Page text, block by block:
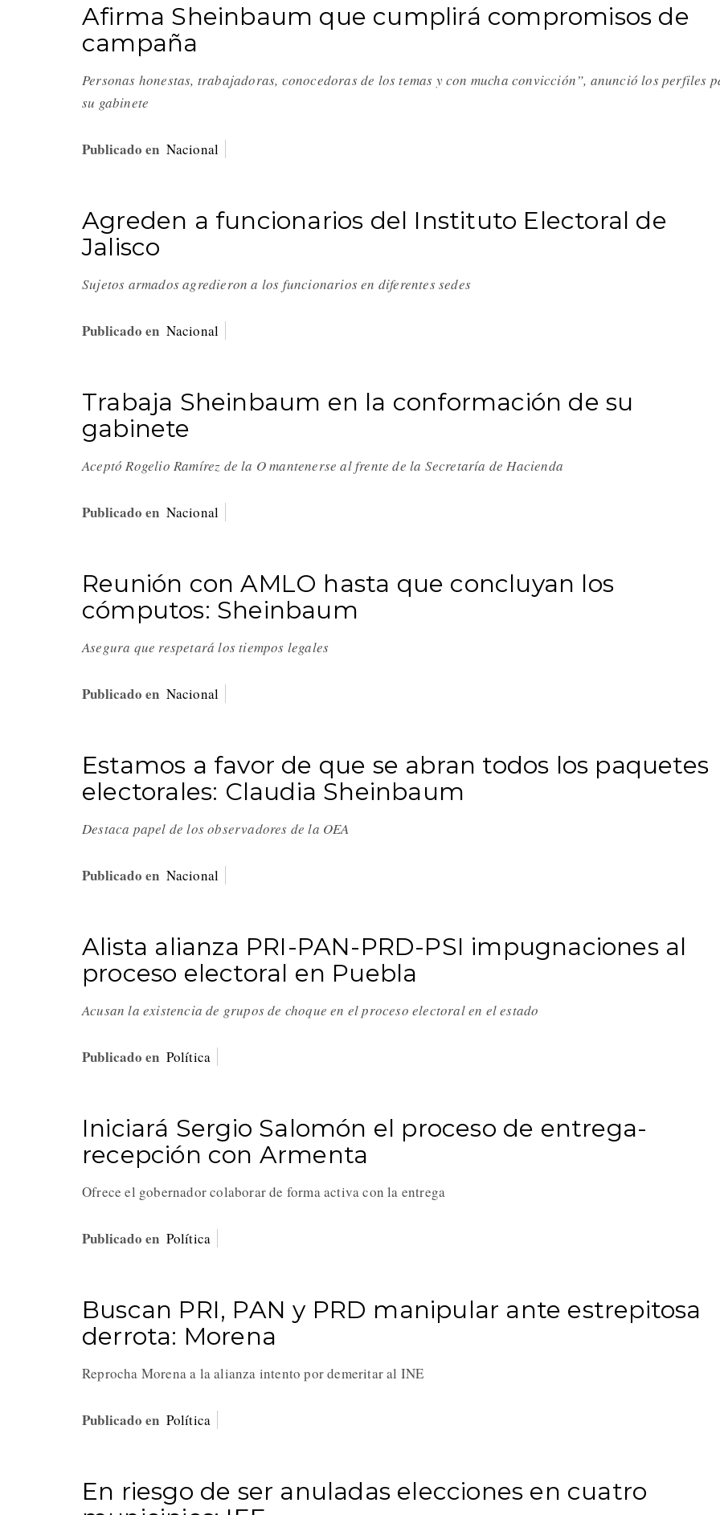
Afirma Sheinbaum que cumplirá compromisos de
campaña
Personas honestas, trabajadoras, conocedoras de los temas y con mucha convicción”, anunció los perfiles
su gabinete
Publicado en Nacional
Agreden a funcionarios del Instituto Electoral de
Jalisco
Sujetos armados agredieron a los funcionarios en diferentes sedes
Publicado en Nacional
Trabaja Sheinbaum en la conformación de su
gabinete
Aceptó Rogelio Ramírez de la O mantenerse al frente de la Secretaría de Hacienda
Publicado en Nacional
Reunión con AMLO hasta que concluyan los
cómputos: Sheinbaum
Asegura que respetará los tiempos legales
Publicado en Nacional
Estamos a favor de que se abran todos los paquetes
electorales: Claudia Sheinbaum
Destaca papel de los observadores de la OEA
Publicado en Nacional
Alista alianza PRI-PAN-PRD-PSI impugnaciones al
proceso electoral en Puebla
Acusan la existencia de grupos de choque en el proceso electoral en el estado
Publicado en Política
Iniciará Sergio Salomón el proceso de entrega-
recepción con Armenta
Ofrece el gobernador colaborar de forma activa con la entrega
Publicado en Política
Buscan PRI, PAN y PRD manipular ante estrepitosa
derrota: Morena
Reprocha Morena a la alianza intento por demeritar al INE
Publicado en Política
En riesgo de ser anuladas elecciones en cuatro